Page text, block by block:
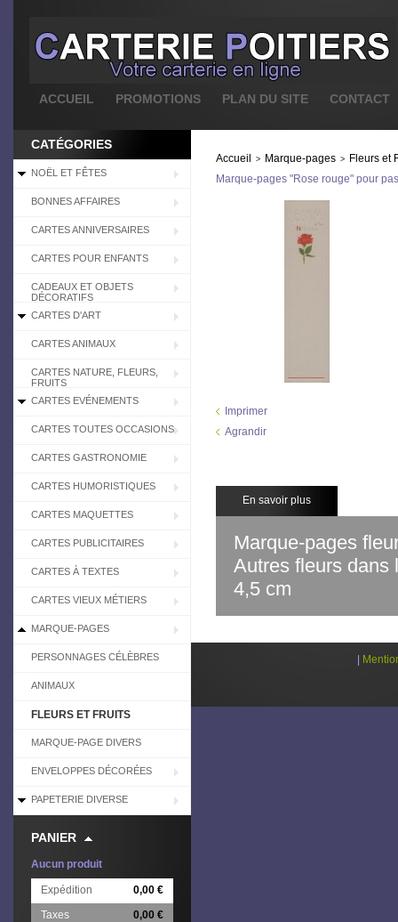
ACCUEIL PROMOTIONS PLAN DU SITE CONTACT
CATÉGORIES
NOËL ET FÊTES
BONNES AFFAIRES
CARTES ANNIVERSAIRES
CARTES POUR ENFANTS
CADEAUX ET OBJETS
DÉCORATIFS
CARTES D'ART
CARTES ANIMAUX
CARTES NATURE, FLEURS,
FRUITS
CARTES EVÉNEMENTS
CARTES TOUTES OCCASIONS
CARTES GASTRONOMIE
CARTES HUMORISTIQUES
CARTES MAQUETTES
CARTES PUBLICITAIRES
CARTES À TEXTES
CARTES VIEUX MÉTIERS
MARQUE-PAGES
PERSONNAGES CÉLÈBRES
ANIMAUX
FLEURS ET FRUITS
MARQUE-PAGE DIVERS
ENVELOPPES DÉCORÉES
PAPETERIE DIVERSE
PANIER
Aucun produit
Expédition
0,00 €
Taxes
0,00 €
Accueil > Marque-pages >
Fleurs et
Marque-pages "Rose rouge" pour
Imprimer
Agrandir
En savoir plus
Marque-pages
Autres fleurs
4,5 cm